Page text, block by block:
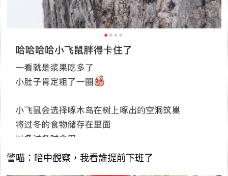
警喵：暗中觀察，我看誰提前下班了